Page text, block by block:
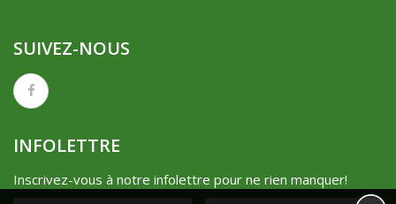
SUIVEZ-NOUS
INFOLETTRE
Inscrivez-vous à notre infolettre pour ne rien manquer!